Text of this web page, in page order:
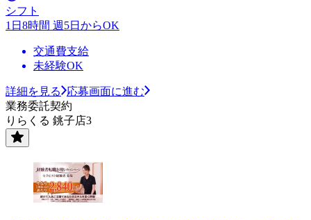
シフト
1日8時間 週5日からOK
交通費支給
未経験OK
詳細を見る
応募画面に進む
業務委託契約
りらくる 銚子店3